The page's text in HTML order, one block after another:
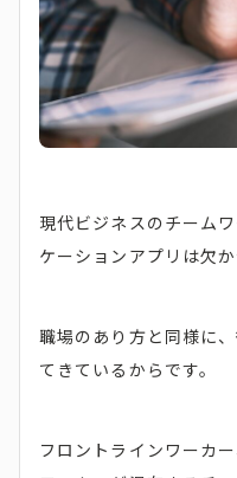
現代ビジネスのチーム
ケーションアプリは欠か
職場のあり方と同様に
てきているからです。
フロントラインワーカ